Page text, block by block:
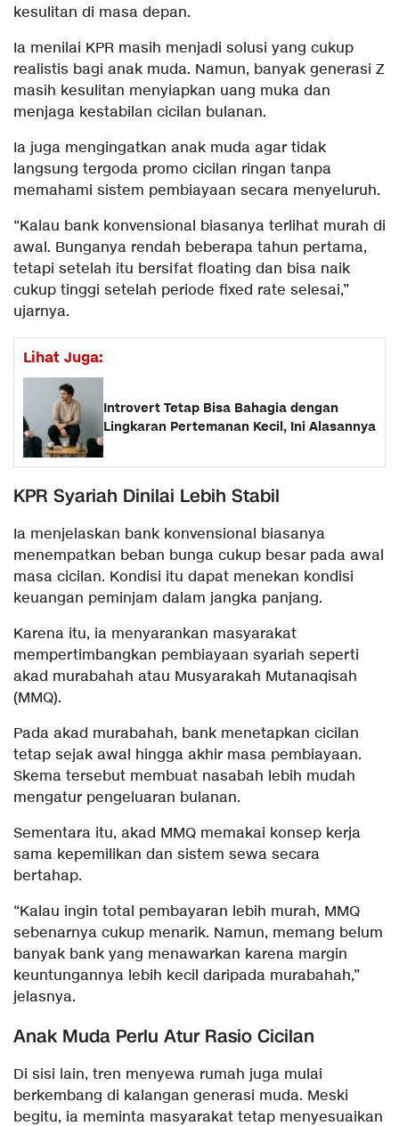
kesulitan di masa depan.
Ia menilai KPR masih menjadi solusi yang cukup
realistis bagi anak muda. Namun, banyak generasi Z
masih kesulitan menyiapkan uang muka dan
menjaga kestabilan cicilan bulanan.
Ia juga mengingatkan anak muda agar tidak
langsung tergoda promo cicilan ringan tanpa
memahami sistem pembiayaan secara menyeluruh.
“Kalau bank konvensional biasanya terlihat murah di
awal. Bunganya rendah beberapa tahun pertama,
tetapi setelah itu bersifat floating dan bisa naik
cukup tinggi setelah periode fixed rate selesai,”
ujarnya.
Lihat Juga:
Introvert Tetap Bisa Bahagia dengan
Lingkaran Pertemanan Kecil, Ini Alasannya
KPR Syariah Dinilai Lebih Stabil
Ia menjelaskan bank konvensional biasanya
menempatkan beban bunga cukup besar pada awal
masa cicilan. Kondisi itu dapat menekan kondisi
keuangan peminjam dalam jangka panjang.
Karena itu, ia menyarankan masyarakat
mempertimbangkan pembiayaan syariah seperti
akad murabahah atau Musyarakah Mutanaqisah
(MMQ).
Pada akad murabahah, bank menetapkan cicilan
tetap sejak awal hingga akhir masa pembiayaan.
Skema tersebut membuat nasabah lebih mudah
mengatur pengeluaran bulanan.
Sementara itu, akad MMQ memakai konsep kerja
sama kepemilikan dan sistem sewa secara
bertahap.
“Kalau ingin total pembayaran lebih murah, MMQ
sebenarnya cukup menarik. Namun, memang belum
banyak bank yang menawarkan karena margin
keuntungannya lebih kecil daripada murabahah,”
jelasnya.
Anak Muda Perlu Atur Rasio Cicilan
Di sisi lain, tren menyewa rumah juga mulai
berkembang di kalangan generasi muda. Meski
begitu, ia meminta masyarakat tetap menyesuaikan